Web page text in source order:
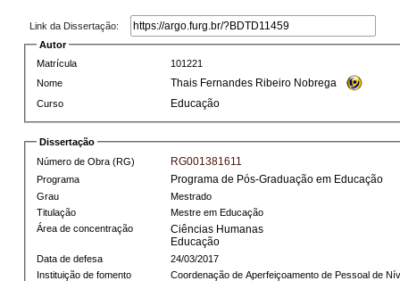
Link da Dissertação:
Autor
Matrícula
101221
Nome
Thais Fernandes Ribeiro Nobrega
Curso Educação
Dissertação
Número de Obra (RG)
RG001381611
Programa Programa de Pós-Graduação em Educação
Grau
Mestrado
Titulação
Mestre em Educação
Área de concentração
Ciências Humanas
Educação
Data de defesa
24/03/2017
Instituição de fomento
Coordenação de Aperfeiçoamento de Pessoal de